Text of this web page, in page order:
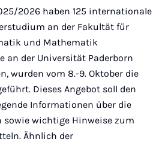
Mail
2026 haben 125 internationale
an der Fakultät für
und Mathematik
an der Universität Paderborn
wurden vom 8.-9. Oktober die
Dieses Angebot soll den
Informationen über die
sowie wichtige Hinweise zum
Ähnlich der